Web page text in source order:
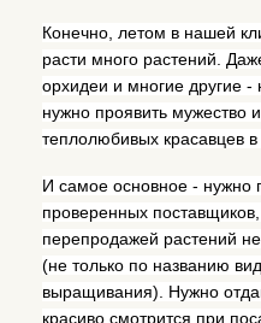
Конечно, летом в нашей
расти много растений.
орхидеи и многие другие -
нужно проявить мужество
теплолюбивых красавцев
И самое основное - нужно
проверенных
перепродажей растений
(не только по названию
выращивания). Нужно
красиво смотрится при